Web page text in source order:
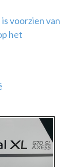
voorzien van
het